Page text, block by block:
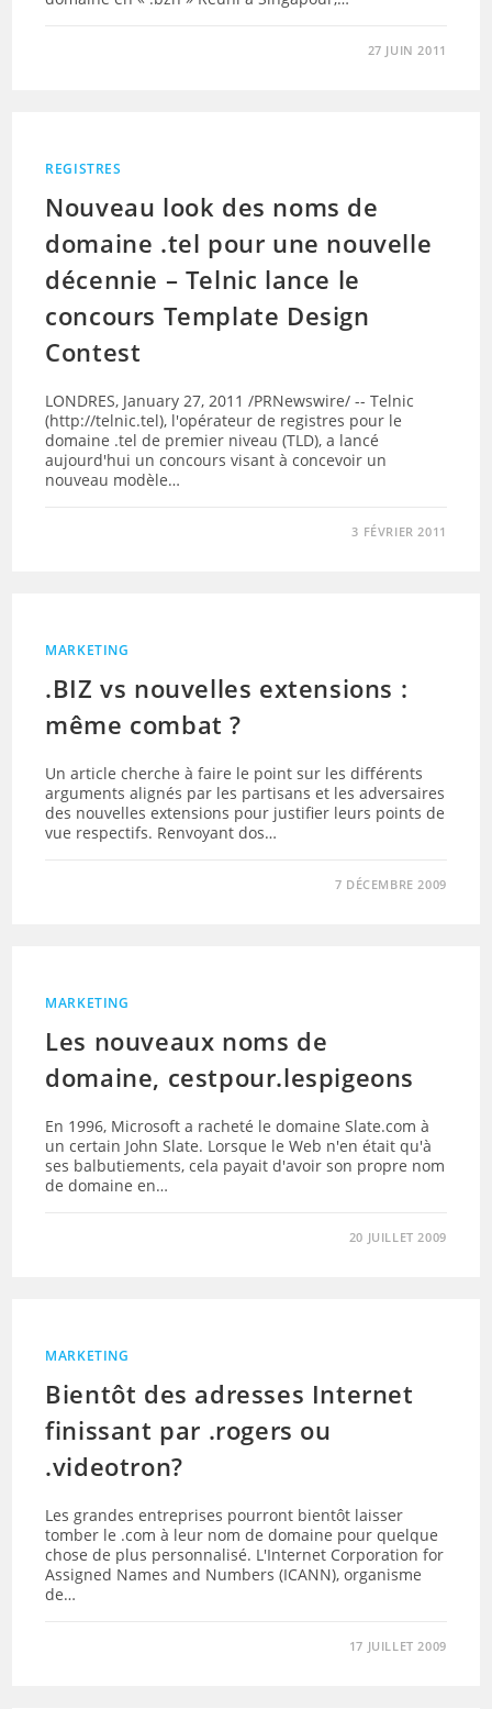
27 JUIN 2011
REGISTRES
Nouveau look des noms de
domaine .tel pour une nouvelle
décennie – Telnic lance le
concours Template Design
Contest
LONDRES, January 27, 2011 /PRNewswire/ -- Telnic
(http://telnic.tel), l'opérateur de registres pour le
domaine .tel de premier niveau (TLD), a lancé
aujourd'hui un concours visant à concevoir un
nouveau modèle…
3 FÉVRIER 2011
MARKETING
.BIZ vs nouvelles extensions :
même combat ?
Un article cherche à faire le point sur les différents
arguments alignés par les partisans et les adversaires
des nouvelles extensions pour justifier leurs points de
vue respectifs. Renvoyant dos…
7 DÉCEMBRE 2009
MARKETING
Les nouveaux noms de
domaine, cestpour.lespigeons
En 1996, Microsoft a racheté le domaine Slate.com à
un certain John Slate. Lorsque le Web n'en était qu'à
ses balbutiements, cela payait d'avoir son propre nom
de domaine en…
20 JUILLET 2009
MARKETING
Bientôt des adresses Internet
finissant par .rogers ou
.videotron?
Les grandes entreprises pourront bientôt laisser
tomber le .com à leur nom de domaine pour quelque
chose de plus personnalisé. L'Internet Corporation for
Assigned Names and Numbers (ICANN), organisme
de…
17 JUILLET 2009